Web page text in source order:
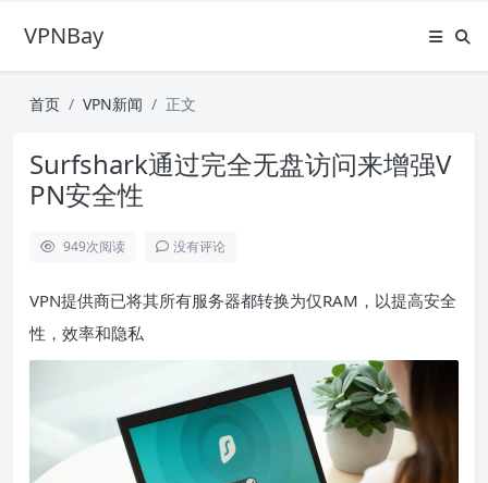
VPNBay
首页 VPN新闻 正文
Surfshark通过完全无盘访问来增强V
PN安全性
949次阅读 没有评论
VPN提供商已将其所有服务器都转换为仅RAM，以提高安全
性，效率和隐私